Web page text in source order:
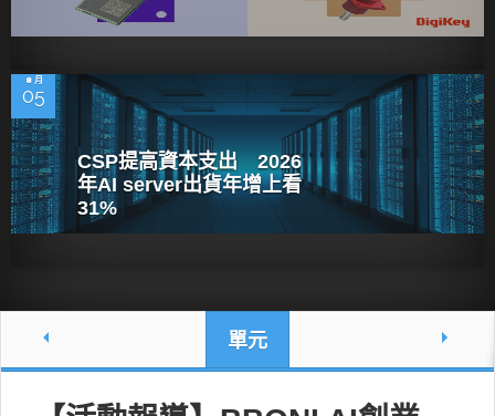
8 月
05
CSP提高資本支出 2026
年AI server出貨年增上看
31%
單元